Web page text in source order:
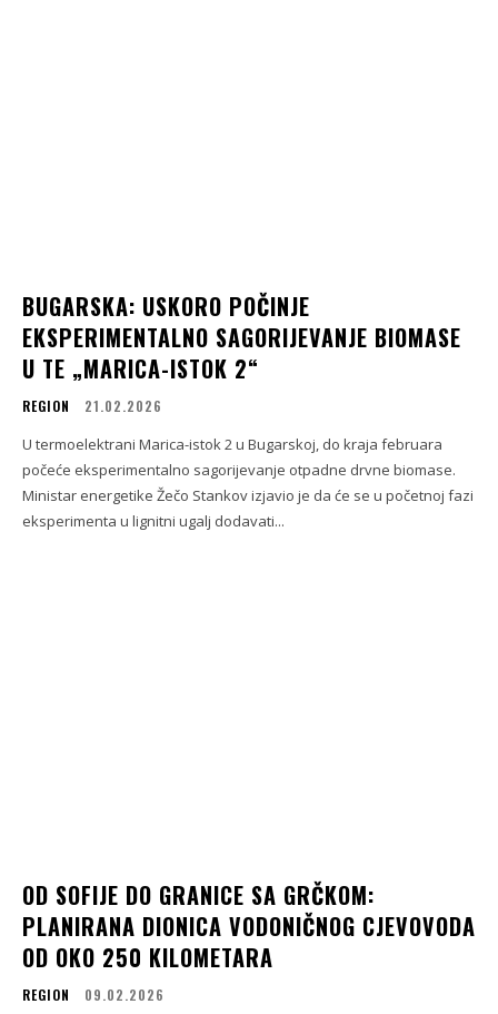
BUGARSKA: USKORO POČINJE
EKSPERIMENTALNO SAGORIJEVANJE BIOMASE
U TE „MARICA-ISTOK 2“
REGION 21.02.2026
U termoelektrani Marica-istok 2 u Bugarskoj, do kraja februara
počeće eksperimentalno sagorijevanje otpadne drvne biomase.
Ministar energetike Žečo Stankov izjavio je da će se u početnoj fazi
eksperimenta u lignitni ugalj dodavati...
OD SOFIJE DO GRANICE SA GRČKOM:
PLANIRANA DIONICA VODONIČNOG CJEVOVODA
OD OKO 250 KILOMETARA
REGION 09.02.2026